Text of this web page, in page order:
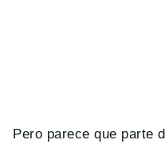
Pero parece que parte